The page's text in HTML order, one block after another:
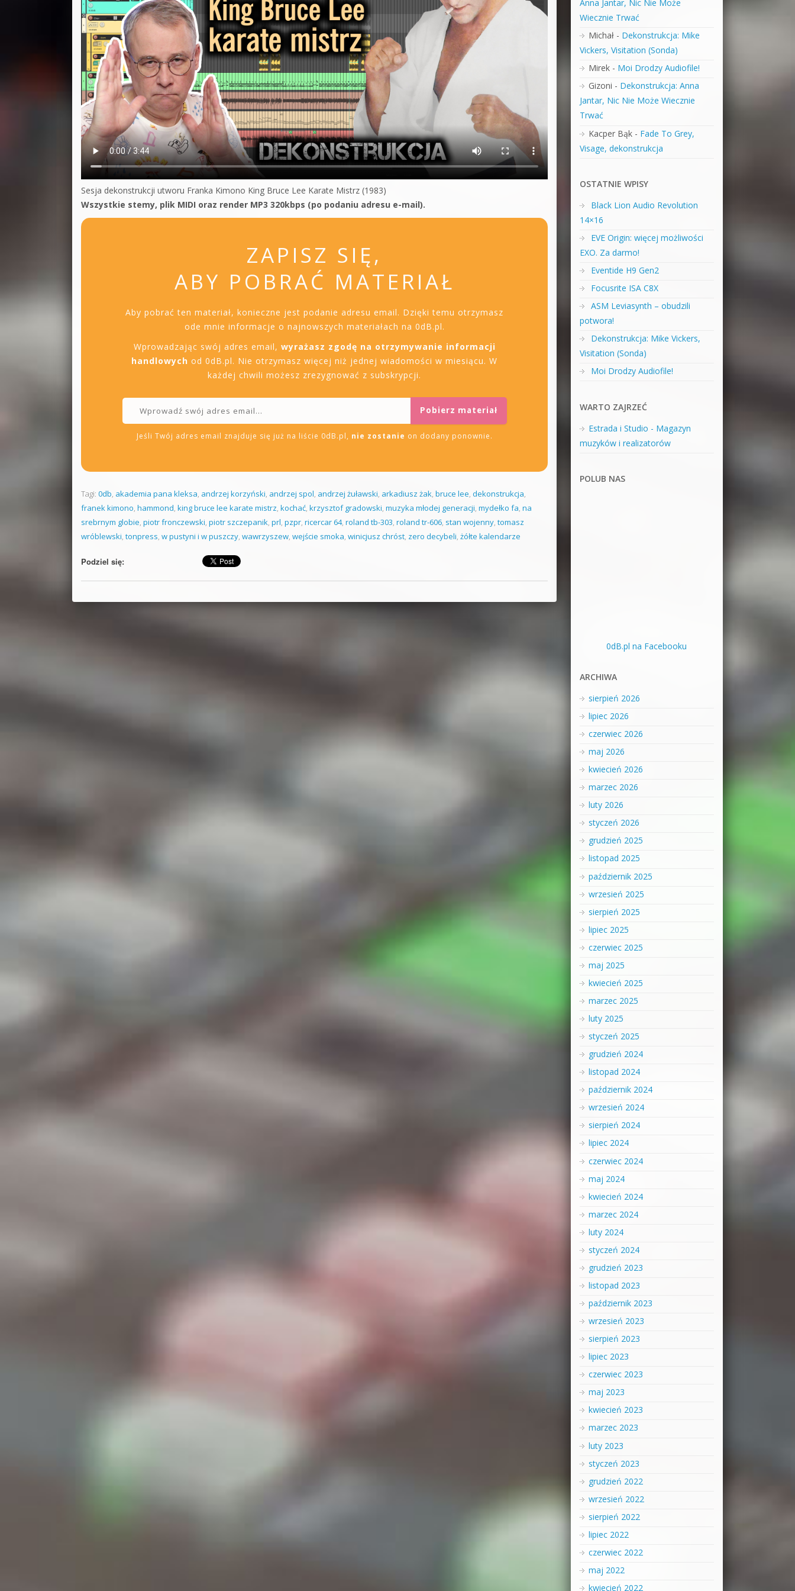
Sesja dekonstrukcji utworu Franka Kimono King Bruce Lee Karate Mistrz (1983)
Wszystkie stemy, plik MIDI oraz render MP3 320kbps (po podaniu adresu e-mail).
ZAPISZ SIĘ,
ABY POBRAĆ MATERIAŁ
Aby pobrać ten materiał, konieczne jest podanie adresu email. Dzięki temu otrzymasz
ode mnie informacje o najnowszych materiałach na 0dB.pl.
Wprowadzając swój adres email, wyrażasz zgodę na otrzymywanie informacji
handlowych od 0dB.pl. Nie otrzymasz więcej niż jednej wiadomości w miesiącu. W
każdej chwili możesz zrezygnować z subskrypcji.
Jeśli Twój adres email znajduje się już na liście 0dB.pl, nie zostanie on dodany ponownie.
Tagi: 0db, akademia pana kleksa, andrzej korzyński, andrzej spol, andrzej żuławski, arkadiusz żak, bruce lee, dekonstrukcja,
franek kimono, hammond, king bruce lee karate mistrz, kochać, krzysztof gradowski, muzyka młodej generacji, mydełko fa, na
srebrnym globie, piotr fronczewski, piotr szczepanik, prl, pzpr, ricercar 64, roland tb-303, roland tr-606, stan wojenny, tomasz
wróblewski, tonpress, w pustyni i w puszczy, wawrzyszew, wejście smoka, winicjusz chróst, zero decybeli, żółte kalendarze
Podziel się:
Anna Jantar, Nic Nie Może
Wiecznie Trwać
Michał- Dekonstrukcja: Mike
Vickers, Visitation (Sonda)
Mirek- Moi Drodzy Audiofile!
Gizoni - Dekonstrukcja: Anna
Jantar, Nic Nie Może Wiecznie
Trwać
Kacper Bąk- Fade To Grey,
Visage, dekonstrukcja
OSTATNIE WPISY
Black Lion Audio Revolution
14×16
EVE Origin: więcej możliwości
EXO. Za darmo!
Eventide H9 Gen2
Focusrite ISA C8X
ASM Leviasynth – obudzili
potwora!
Dekonstrukcja: Mike Vickers,
Visitation (Sonda)
Moi Drodzy Audiofile!
WARTO ZAJRZEĆ
Estrada i Studio - Magazyn
muzyków i realizatorów
POLUB NAS
0dB.pl na Facebooku
ARCHIWA
sierpień 2026
lipiec 2026
czerwiec 2026
maj 2026
kwiecień 2026
marzec 2026
luty 2026
styczeń 2026
grudzień 2025
listopad 2025
październik 2025
wrzesień 2025
sierpień 2025
lipiec 2025
czerwiec 2025
maj 2025
kwiecień 2025
marzec 2025
luty 2025
styczeń 2025
grudzień 2024
listopad 2024
październik 2024
wrzesień 2024
sierpień 2024
lipiec 2024
czerwiec 2024
maj 2024
kwiecień 2024
marzec 2024
luty 2024
styczeń 2024
grudzień 2023
listopad 2023
październik 2023
wrzesień 2023
sierpień 2023
lipiec 2023
czerwiec 2023
maj 2023
kwiecień 2023
marzec 2023
luty 2023
styczeń 2023
grudzień 2022
wrzesień 2022
sierpień 2022
lipiec 2022
czerwiec 2022
maj 2022
kwiecień 2022